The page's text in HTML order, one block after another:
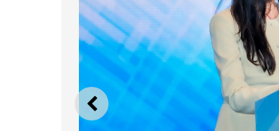
ANTERIOR